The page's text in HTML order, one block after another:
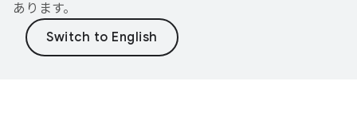
あります。